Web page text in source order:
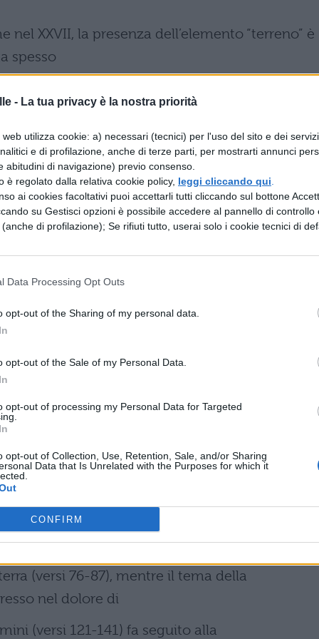
- La tua privacy è la nostra priorità
utilizza cookie: a) necessari (tecnici) per l'uso del sito e dei
e di profilazione, anche di terze parti, per mostrarti annunci
abitudini di navigazione) previo consenso.
è regolato dalla relativa cookie policy, leggi cliccando qui
ai cookies facoltativi puoi accettarli tutti cliccando sul bottone
su Gestisci opzioni è possibile accedere al pannello di controllo
di profilazione); Se rifiuti tutto, userai solo i cookie tecnici di
Data Processing Opt Outs
opt-out of the Sharing of my personal data.
opt-out of the Sale of my Personal Data.
opt-out of processing my Personal Data for Targeted
opt-out of Collection, Use, Retention, Sale, and/or Sharing
Data that Is Unrelated with the Purposes for which it
CONFIRM
XXVII, la presenza dell’elemento “terreno” è
spesso
di isolare i momenti di schietta
è
morale, e di verificare la loro sapiente
di per
continuamente e in modo meccanico,
alla
e il suo poeta un abile intarsiatore,
(tentata ultimamente dal Bezzola) opera
risuona
dei beati (versi 1-9), riprende con il ritorno dei
Mobile (versi 88-99) e con la descrizione del
di San Pietro contro i pontefici (versi
(versi 37-60). Allo sguardo di Dante, che
(versi 76-87), mentre il tema della
nel dolore di
(versi 121-141) fa seguito alla